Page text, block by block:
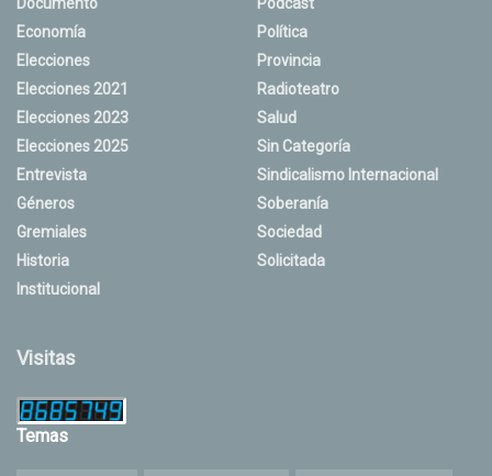
Economía
Elecciones
Elecciones 2021
Elecciones 2023
Elecciones 2025
Entrevista
Géneros
Gremiales
Historia
Institucional
Política
Provincia
Radioteatro
Salud
Sin Categoría
Sindicalismo Internacional
Soberanía
Sociedad
Solicitada
Visitas
Temas